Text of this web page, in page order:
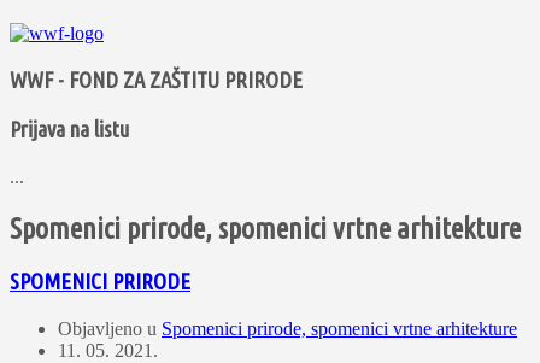
WWF - FOND ZA ZAŠTITU PRIRODE
Prijava na listu
...
Spomenici prirode, spomenici vrtne arhitekture
SPOMENICI PRIRODE
Objavljeno u Spomenici prirode, spomenici vrtne arhitekture
11. 05. 2021.